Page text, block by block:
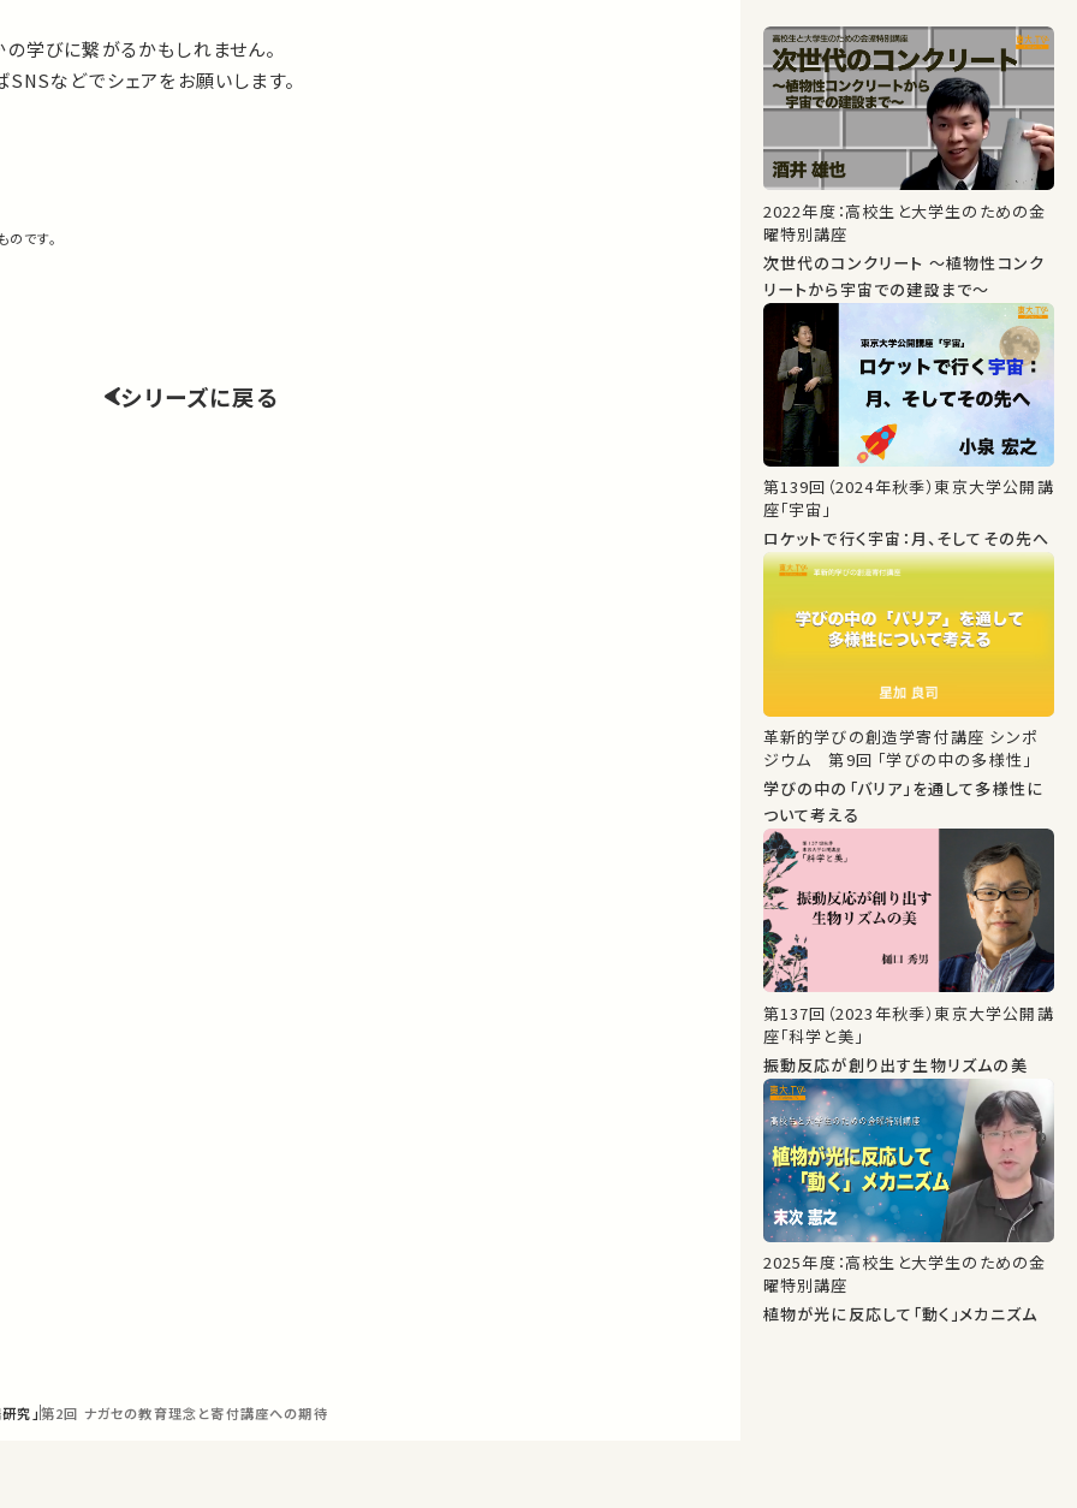
学びに繋がるかもしれません。
などでシェアをお願いします。
です。
シリーズに戻る
究」第2回 ナガセの教育理念と寄付講座への期待
2022年度：高校生と大学生のための金
曜特別講座
次世代のコンクリート ～植物性コンク
リートから宇宙での建設まで～
第139回（2024年秋季）東京大学公開講
座「宇宙」
ロケットで行く宇宙：月、そしてその先へ
革新的学びの創造学寄付講座 シンポ
ジウム 第9回 「学びの中の多様性」
学びの中の「バリア」を通して多様性に
ついて考える
第137回（2023年秋季）東京大学公開講
座「科学と美」
振動反応が創り出す生物リズムの美
2025年度：高校生と大学生のための金
曜特別講座
植物が光に反応して「動く」メカニズム